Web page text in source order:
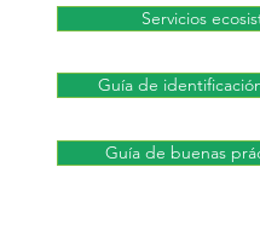
Servicios
Guía de
Guía de buenas